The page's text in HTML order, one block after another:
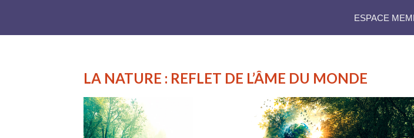
ESPACE
LA NATURE : REFLET DE L’ÂME DU MONDE